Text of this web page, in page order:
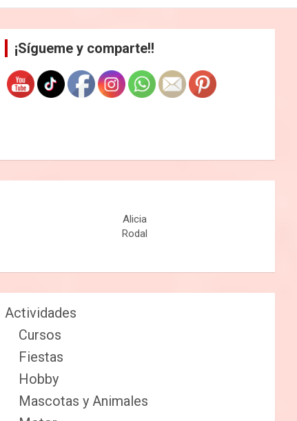
¡Sígueme y comparte!!
Alicia
Rodal
Actividades
Cursos
Fiestas
Hobby
Mascotas y Animales